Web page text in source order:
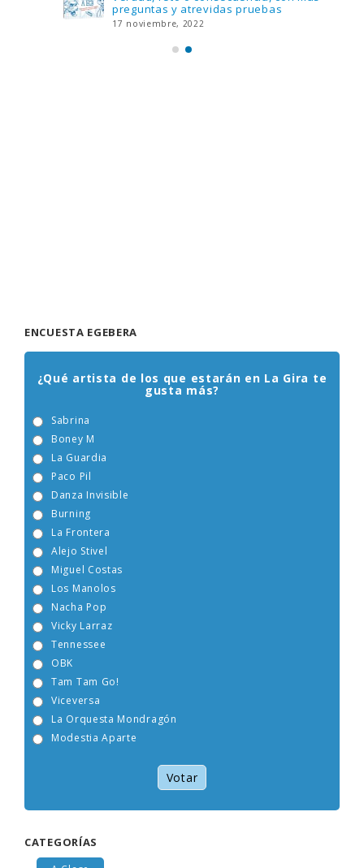
preguntas y atrevidas pruebas
17 noviembre, 2022
¿Qué artista de los que estarán en La Gira te
gusta más?
Boney M
Burning
Alejo Stivel
Miguel Costas
Nacha Pop
Vicky Larraz
La Orquesta Mondragón
Modestia Aparte
Votar